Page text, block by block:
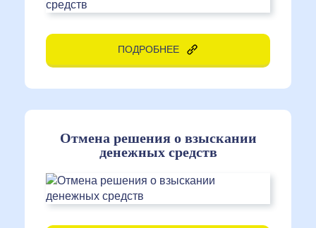
ПОДРОБНЕЕ
Отмена решения о взыскании
денежных средств